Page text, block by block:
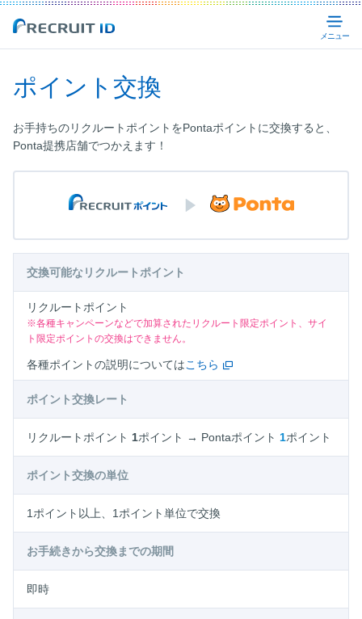
ポイント交換
お手持ちのリクルートポイントをPontaポイントに交換すると、
Ponta提携店舗でつかえます！
交換可能なリクルートポイント
リクルートポイント
※各種キャンペーンなどで加算されたリクルート限定ポイント、サイ
ト限定ポイントの交換はできません。
各種ポイントの説明についてはこちら
ポイント交換レート
リクルートポイント 1ポイント → Pontaポイント 1ポイント
ポイント交換の単位
1ポイント以上、1ポイント単位で交換
お手続きから交換までの期間
即時